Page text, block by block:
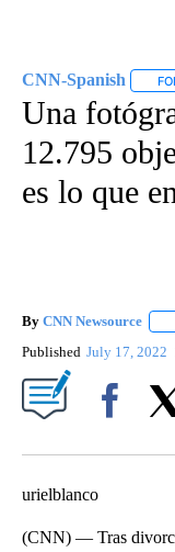
CNN-Spanish
Una
12.795
es lo que
By CNN Newsource
Published July 17, 2022
urielblanco
(CNN) — Tras